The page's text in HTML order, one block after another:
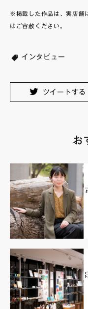
※掲載した作品は、実店舗
はご容赦ください。
インタビュー
ツイートする
お